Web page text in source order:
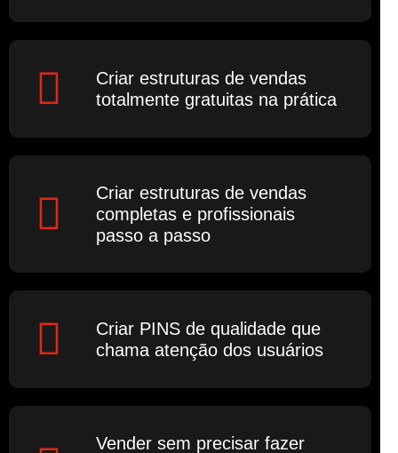
Criar estruturas de vendas
totalmente gratuitas na prática
Criar estruturas de vendas
completas e profissionais
passo a passo
Criar PINS de qualidade que
chama atenção dos usuários
Vender sem precisar fazer